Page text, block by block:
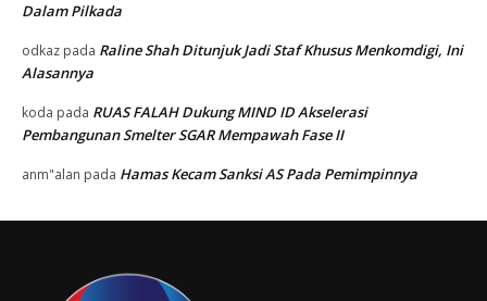
Dalam Pilkada
odkaz pada Raline Shah Ditunjuk Jadi Staf Khusus Menkomdigi, Ini
Alasannya
koda pada RUAS FALAH Dukung MIND ID Akselerasi
Pembangunan Smelter SGAR Mempawah Fase II
anm"alan pada Hamas Kecam Sanksi AS Pada Pemimpinnya